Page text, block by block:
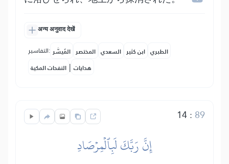
अन्य अनुवाद देखें
التفاسير: المُيسَّر المختصر السعدي ابن كثير الطبري
النفحات المكية | هدايات
14: 89
إِنَّ رَبَّكَ لَبِٱلۡمِرۡصَادِ